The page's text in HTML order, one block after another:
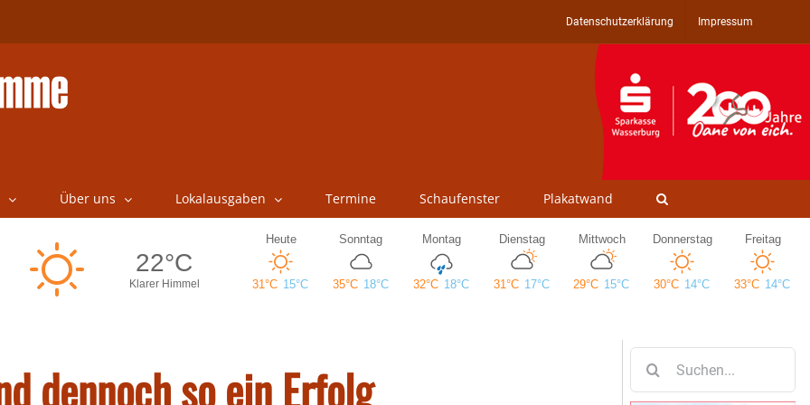
Datenschutzerklärung Impressum
Über uns Lokalausgaben Termine Schaufenster Plakatwand
dennoch so ein Erfolg
nach: